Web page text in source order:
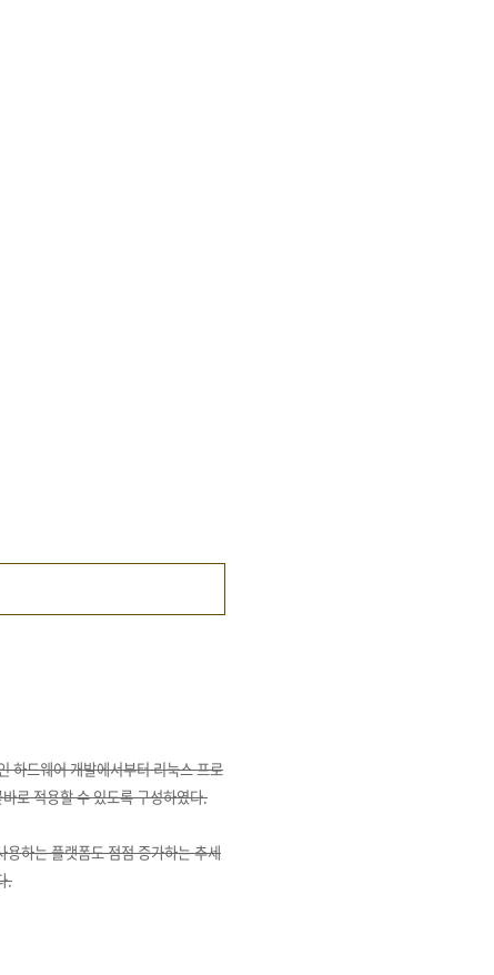
하드웨어 개발에서부터 리눅스 프로
로 적용할 수 있도록 구성하였다.
하는 플랫폼도 점점 증가하는 추세
.